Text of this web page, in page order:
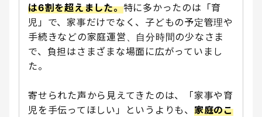
は6割を超えました。特に多かったのは「育
児」で、家事だけでなく、子どもの予定管理や
手続きなどの家庭運営、自分時間の少なさま
で、負担はさまざまな場面に広がっていまし
た。
寄せられた声から見えてきたのは、「家事や育
児を手伝ってほしい」というよりも、 家庭のこ